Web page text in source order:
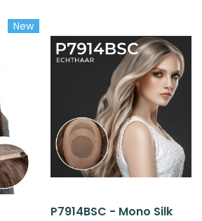
New
P7914BSC - Mono Silk